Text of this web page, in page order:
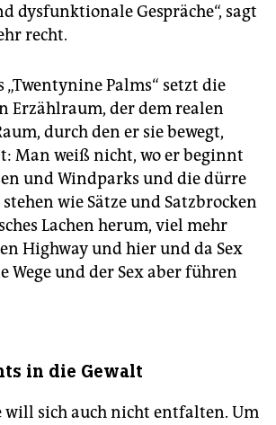
dysfunktionale Gespräche“, sagt
recht.
Palms“ setzt die
Erzählraum, der dem realen
durch den er sie bewegt,
Man weiß nicht, wo er beginnt
und Windparks und die dürre
wie Sätze und Satzbrocken
Lachen herum, viel mehr
Highway und hier und da Sex
Wege und der Sex aber führen
in die Gewalt
will sich auch nicht entfalten. Um